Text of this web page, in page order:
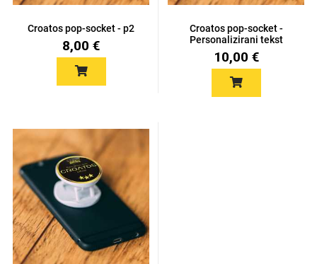
Croatos pop-socket - p2
8,00 €
Croatos pop-socket -
Personalizirani tekst
10,00 €
Životinjsko carstvo
Univerzalne futrole i
Preklopne maskice